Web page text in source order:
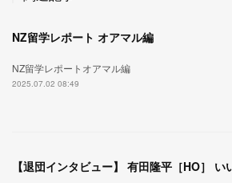
NZ留学レポート オアマル編
NZ留学レポートオアマル編
2025.07.02 08:49